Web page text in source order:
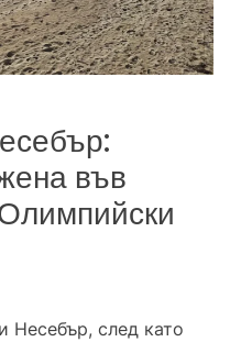
във
Несебър, след като